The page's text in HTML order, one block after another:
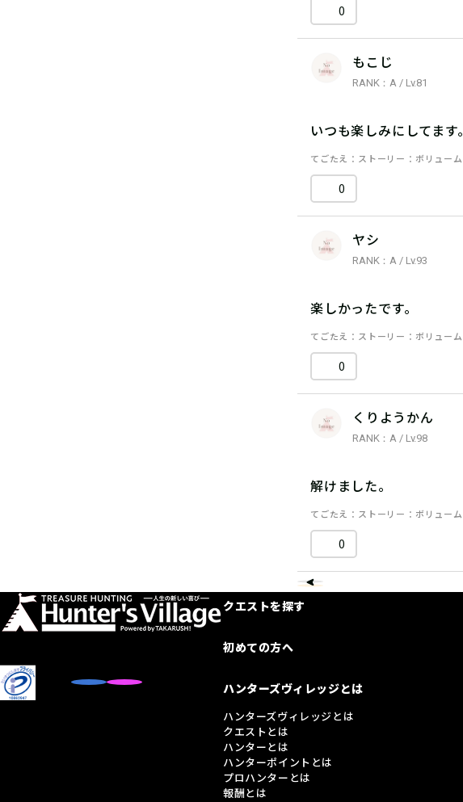
0
もこじ
RANK：A / Lv.81
いつも楽しみにしてます。
てごたえ ストーリー ボリューム
0
ヤシ
RANK：A / Lv.93
楽しかったです。
てごたえ ストーリー ボリューム
0
くりようかん
RANK：A / Lv.98
解けました。
てごたえ ストーリー ボリューム
0
クエストを探す
初めての方へ
ハンターズヴィレッジとは
ハンターズヴィレッジとは
クエストとは
ハンターとは
ハンターポイントとは
プロハンターとは
報酬とは